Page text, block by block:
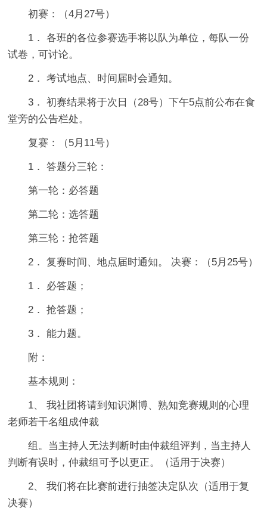
初赛：（4月27号）
1． 各班的各位参赛选手将以队为单位，每队一份
试卷，可讨论。
2． 考试地点、时间届时会通知。
3． 初赛结果将于次日（28号）下午5点前公布在食
堂旁的公告栏处。
复赛：（5月11号）
1． 答题分三轮：
第一轮：必答题
第二轮：选答题
第三轮：抢答题
2． 复赛时间、地点届时通知。 决赛：（5月25号）
1． 必答题；
2． 抢答题；
3． 能力题。
附：
基本规则：
1、 我社团将请到知识渊博、熟知竞赛规则的心理
老师若干名组成仲裁
组。当主持人无法判断时由仲裁组评判，当主持人
判断有误时，仲裁组可予以更正。（适用于决赛）
2、 我们将在比赛前进行抽签决定队次（适用于复
决赛）